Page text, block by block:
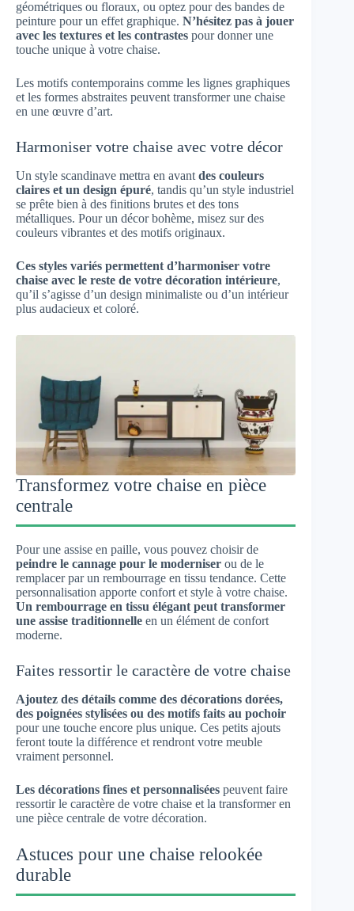
géométriques ou floraux, ou optez pour des bandes de
peinture pour un effet graphique. N’hésitez pas à jouer
avec les textures et les contrastes pour donner une
touche unique à votre chaise.
Les motifs contemporains comme les lignes graphiques
et les formes abstraites peuvent transformer une chaise
en une œuvre d’art.
Harmoniser votre chaise avec votre décor
Un style scandinave mettra en avant des couleurs
claires et un design épuré, tandis qu’un style industriel
se prête bien à des finitions brutes et des tons
métalliques. Pour un décor bohème, misez sur des
couleurs vibrantes et des motifs originaux.
Ces styles variés permettent d’harmoniser votre
chaise avec le reste de votre décoration intérieure,
qu’il s’agisse d’un design minimaliste ou d’un intérieur
plus audacieux et coloré.
Transformez votre chaise en pièce
centrale
Pour une assise en paille, vous pouvez choisir de
peindre le cannage pour le moderniser ou de le
remplacer par un rembourrage en tissu tendance. Cette
personnalisation apporte confort et style à votre chaise.
Un rembourrage en tissu élégant peut transformer
une assise traditionnelle en un élément de confort
moderne.
Faites ressortir le caractère de votre chaise
Ajoutez des détails comme des décorations dorées,
des poignées stylisées ou des motifs faits au pochoir
pour une touche encore plus unique. Ces petits ajouts
feront toute la différence et rendront votre meuble
vraiment personnel.
Les décorations fines et personnalisées peuvent faire
ressortir le caractère de votre chaise et la transformer en
une pièce centrale de votre décoration.
Astuces pour une chaise relookée
durable